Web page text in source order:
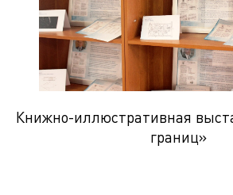
Книжно-иллюстративная
границ»